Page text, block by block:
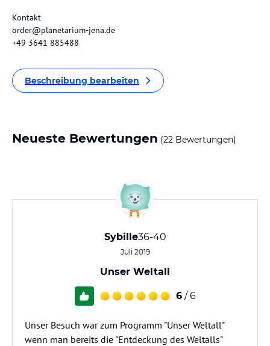
Kontakt
order@planetarium-jena.de
+49 3641 885488
Beschreibung bearbeiten
Neueste Bewertungen (22 Bewertungen)
Sybille36-40
Juli 2019
Unser Weltall
6 / 6
Unser Besuch war zum Programm "Unser Weltall"
wenn man bereits die "Entdeckung des Weltalls"